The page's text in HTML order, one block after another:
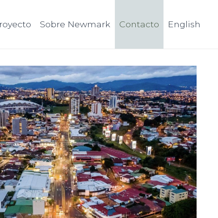
Sobre Newmark Contacto English